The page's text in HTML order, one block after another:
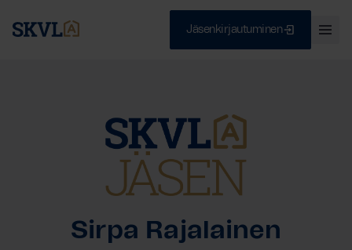
Jäsenkirjautuminen
Sirpa Rajalainen